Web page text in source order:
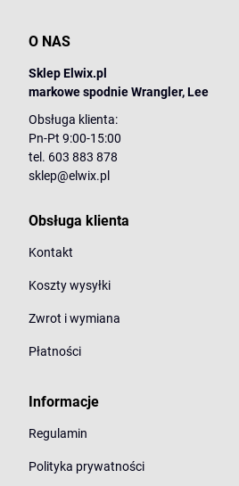
O NAS
Sklep Elwix.pl
markowe spodnie Wrangler, Lee
Obsługa klienta:
Pn-Pt 9:00-15:00
tel. 603 883 878
sklep@elwix.pl
Obsługa klienta
Kontakt
Koszty wysyłki
Zwrot i wymiana
Płatności
Informacje
Regulamin
Polityka prywatności